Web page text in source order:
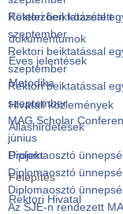
Kötelezően közzétett
dokumentumok
Éves jelentések
Metodika
Hivatali közlemények
Álláshirdetések
Projekt
Felépítés
Rektori Hivatal
Rektori beiktatással
szeptember
Rektori beiktatással
szeptember
Rektori beiktatással
szeptember
MAG Scholar
június
Diplomaosztó
Diplomaosztó
Diplomaosztó
Az SJE-n rendezett